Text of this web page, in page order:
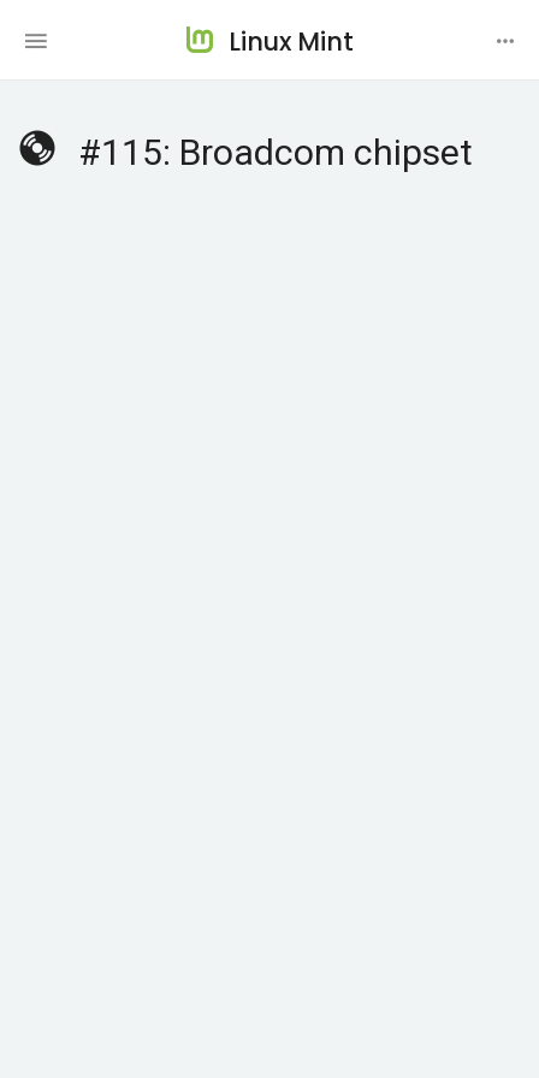
Linux Mint
#115: Broadcom chipset